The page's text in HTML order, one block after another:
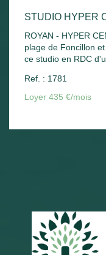
STUDIO HYPER
ROYAN - HYPER
plage de Foncillon et du port de Royan - Venez découvrir
ce studio en RDC d'un petit immeuble comprenant : une
Chauffage électrique.
Ref. : 1781
Loyer 435 €/mois